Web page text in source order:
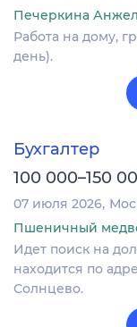
Печеркина
Работа на дому,
день).
Бухгалтер
100 000–150
07 июля 2026
Пшеничный
Идет поиск на
находится по
Солнцево.